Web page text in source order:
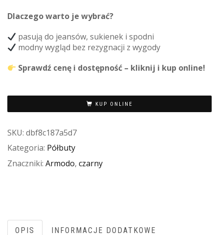
Dlaczego warto je wybrać?
pasują do jeansów, sukienek i spodni
modny wygląd bez rezygnacji z wygody
Sprawdź cenę i dostępność – kliknij i kup online!
KUP ONLINE
SKU: dbf8c187a5d7
Kategoria: Półbuty
Znaczniki: Armodo, czarny
OPIS INFORMACJE DODATKOWE